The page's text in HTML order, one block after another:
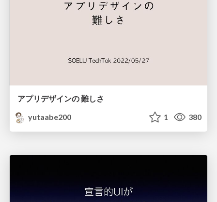
アプリデザインの 難しさ
yutaabe200
1 380